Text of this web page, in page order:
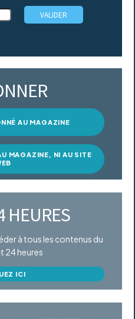
AU MAGAZINE
MAGAZINE, NI AU SITE
HEURES
à tous les contenus du
24 heures
ICI